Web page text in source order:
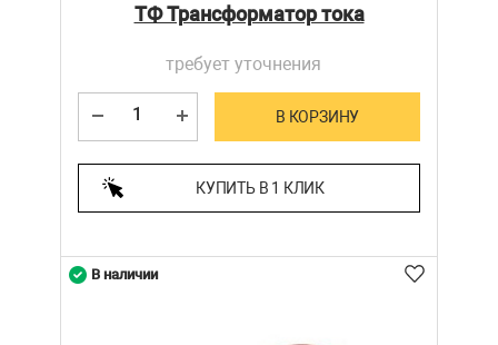
ТФ Трансформатор тока
требует уточнения
В КОРЗИНУ
КУПИТЬ В 1 КЛИК
В наличии